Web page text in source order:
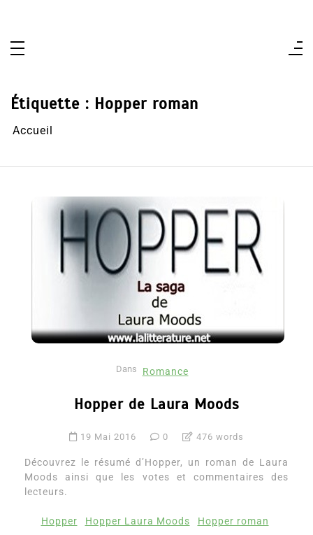
Étiquette : Hopper roman
Accueil
Dans Romance
Hopper de Laura Moods
19 Mai 2016 0 476 words
Découvrez le résumé d’Hopper, un roman de Laura
Moods ainsi que les votes et commentaires des
lecteurs.
Hopper Hopper Laura Moods Hopper roman